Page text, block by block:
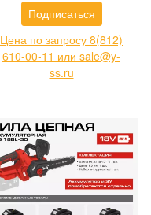
Подписаться
Цена по запросу 8(812)
610-00-11 или sale@y-
ss.ru